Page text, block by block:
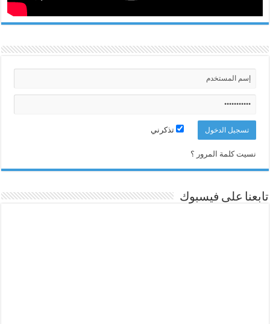
تذكرني
نسيت كلمة المرور ؟
تابعنا على فيسبوك